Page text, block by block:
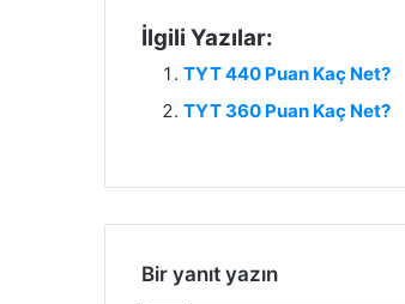
İlgili Yazılar:
TYT 440 Puan Kaç Net?
TYT 360 Puan Kaç Net?
Bir yanıt yazın